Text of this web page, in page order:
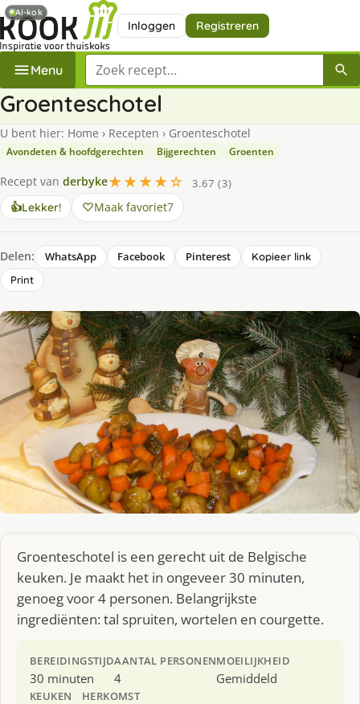
Inloggen Registreren
Menu Zoek een recept
Groenteschotel
U bent hier: Home › Recepten › Groenteschotel
Avondeten & hoofdgerechten Bijgerechten Groenten
Recept van derbyke★★★★☆
3.67 (3)
👍Lekker! Maak favoriet7
Delen: WhatsApp Facebook Pinterest
Kopieer link
Print
Groenteschotel is een gerecht uit de Belgische
keuken. Je maakt het in ongeveer 30 minuten,
genoeg voor 4 personen. Belangrijkste
ingrediënten: tal spruiten, wortelen en courgette.
BEREIDINGSTIJD
30 minuten
AANTAL PERSONEN
4
MOEILIJKHEID
Gemiddeld
KEUKEN HERKOMST
AI-kok